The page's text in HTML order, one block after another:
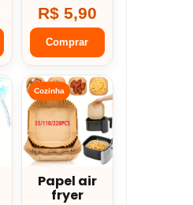
R$ 5,90
Comprar
Cozinha
Papel air
fryer